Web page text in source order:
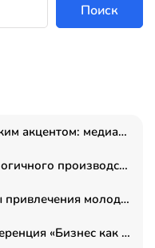
Поиск
Коммуникации с древнегреческим акцентом: медиаменеджер и журналист Владимир Дергачев запустил коммуникационное агентство «Сократ 2.0»
От логистики до высокотехнологичного производства: как основатель “гагаринга” выстраивает экосистему безопасности и гражданских БПЛА
Эксперты обсудили механизмы привлечения молодых специалистов в промышленные города
Переговоры в рамке: как конференция «Бизнес как искусство» переформатирует деловой этикет в стенах ТПП РФ